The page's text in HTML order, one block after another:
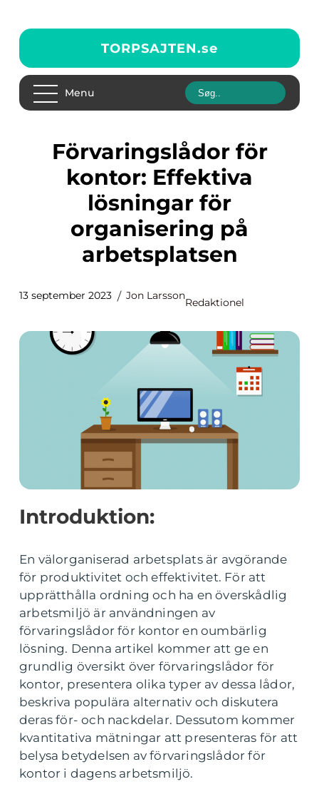
TORPSAJTEN.se
Menu
Förvaringslådor för
kontor: Effektiva
lösningar för
organisering på
arbetsplatsen
13 september 2023 Jon Larsson
Redaktionel
Introduktion:
En välorganiserad arbetsplats är avgörande
för produktivitet och effektivitet. För att
upprätthålla ordning och ha en överskådlig
arbetsmiljö är användningen av
förvaringslådor för kontor en oumbärlig
lösning. Denna artikel kommer att ge en
grundlig översikt över förvaringslådor för
kontor, presentera olika typer av dessa lådor,
beskriva populära alternativ och diskutera
deras för- och nackdelar. Dessutom kommer
kvantitativa mätningar att presenteras för att
belysa betydelsen av förvaringslådor för
kontor i dagens arbetsmiljö.